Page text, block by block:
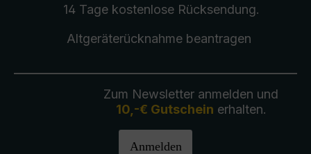
14 Tage kostenlose Rücksendung.
Altgeräterücknahmebeantragen
Zum Newsletter anmelden und
10,-€ Gutschein erhalten.
Anmelden